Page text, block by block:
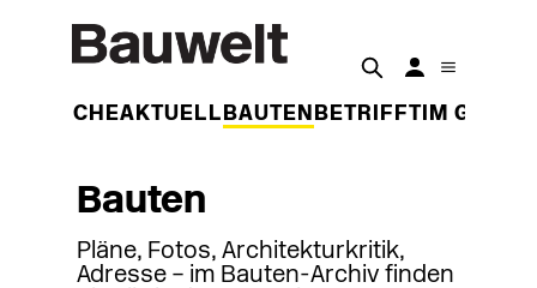
WOCHEAKTUELL BAUTEN BETRIFFT IM
Bauten
Pläne, Fotos, Architekturkritik,
Adresse – im Bauten-Archiv finden